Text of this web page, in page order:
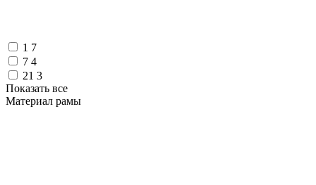
1 7
7 4
21 3
Показать все
Материал рамы